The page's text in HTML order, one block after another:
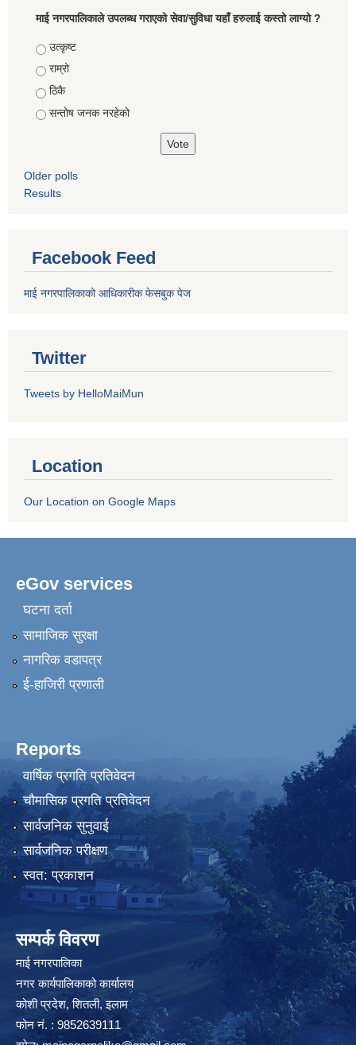
माई नगरपालिकाले उपलब्ध गराएको सेवा/सुविधा यहाँ हरुलाई कस्तो लाग्यो ?
Choices
उत्कृष्ट
राम्रो
ठिकै
सन्तोष जनक नरहेको
Older polls
Results
Facebook Feed
माई नगरपालिकाको आधिकारीक फेसबुक पेज
Twitter
Tweets by HelloMaiMun
Location
Our Location on Google Maps
eGov services
घटना दर्ता
सामाजिक सुरक्षा
नागरिक वडापत्र
ई-हाजिरी प्रणाली
Reports
वार्षिक प्रगति प्रतिवेदन
चौमासिक प्रगति प्रतिवेदन
सार्वजनिक सुनुवाई
सार्वजनिक परीक्षण
स्वत: प्रकाशन
सम्पर्क विवरण
माई नगरपालिका
नगर कार्यपालिकाको कार्यालय
कोशी प्रदेश, शितली, इलाम
फोन नं. : 9852639111